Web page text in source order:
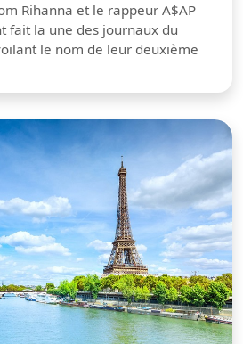
Rihanna et le rappeur A$AP
fait la une des journaux du
le nom de leur deuxième